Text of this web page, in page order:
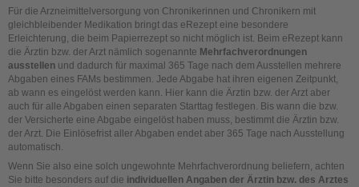
Für die Arzneimittelversorgung von Chronikerinnen und Chronikern mit
gleichbleibender Medikation bringt das eRezept eine besondere
Erleichterung, die beim Papierrezept so nicht möglich ist. Beim eRezept kann
die Ärztin bzw. der Arzt nämlich sogenannte Mehrfachverordnungen
ausstellen und dadurch für maximal 365 Tage nach dem Ausstellen mehrere
Abgaben eines FAMs bestimmen. Jede Abgabe hat ihren eigenen Zeitpunkt,
ab wann es eingelöst werden kann. Hier kann die Ärztin bzw. der Arzt aber
auch für alle Abgaben einen separaten Starttag festlegen. Bis wann die bzw.
der Versicherte eine Abgabe eingelöst haben muss, bestimmt die Ärztin bzw.
der Arzt. Die Einlösefrist aller Abgaben endet aber 365 Tage nach Ausstellung
automatisch.
Wenn Sie also eine solch ungewohnte Mehrfachverordnung beliefern, achten
Sie bitte besonders auf die individuellen Angaben der Ärztin bzw. des Arztes